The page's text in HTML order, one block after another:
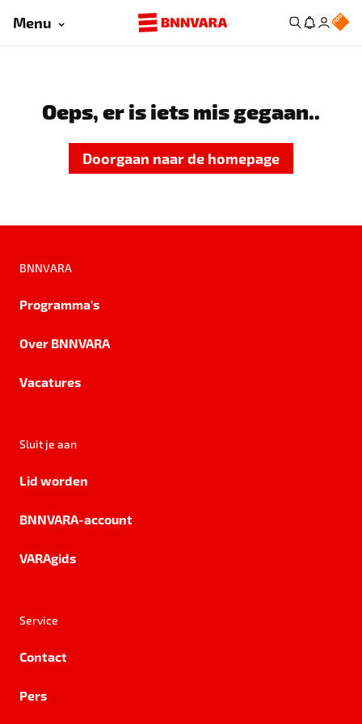
Menu
Oeps, er is iets mis gegaan..
Doorgaan naar de homepage
BNNVARA
Programma's
Over BNNVARA
Vacatures
Sluit je aan
Lid worden
BNNVARA-account
VARAgids
Service
Contact
Pers